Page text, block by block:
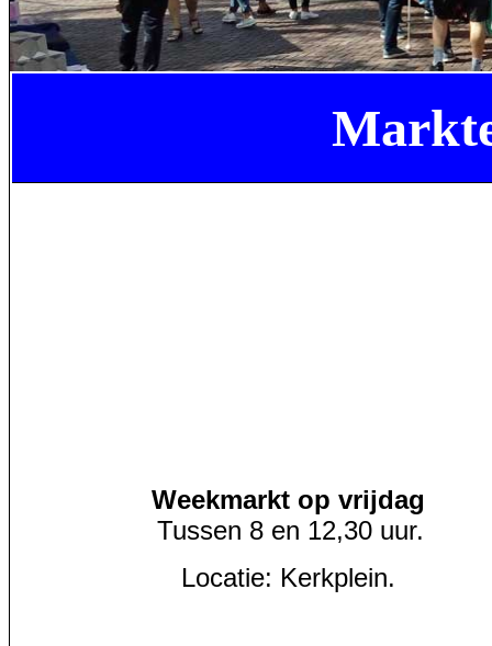
Weekmarkt op vrijdag
Tussen 8 en 12,30 uur.
Locatie: Kerkplein.